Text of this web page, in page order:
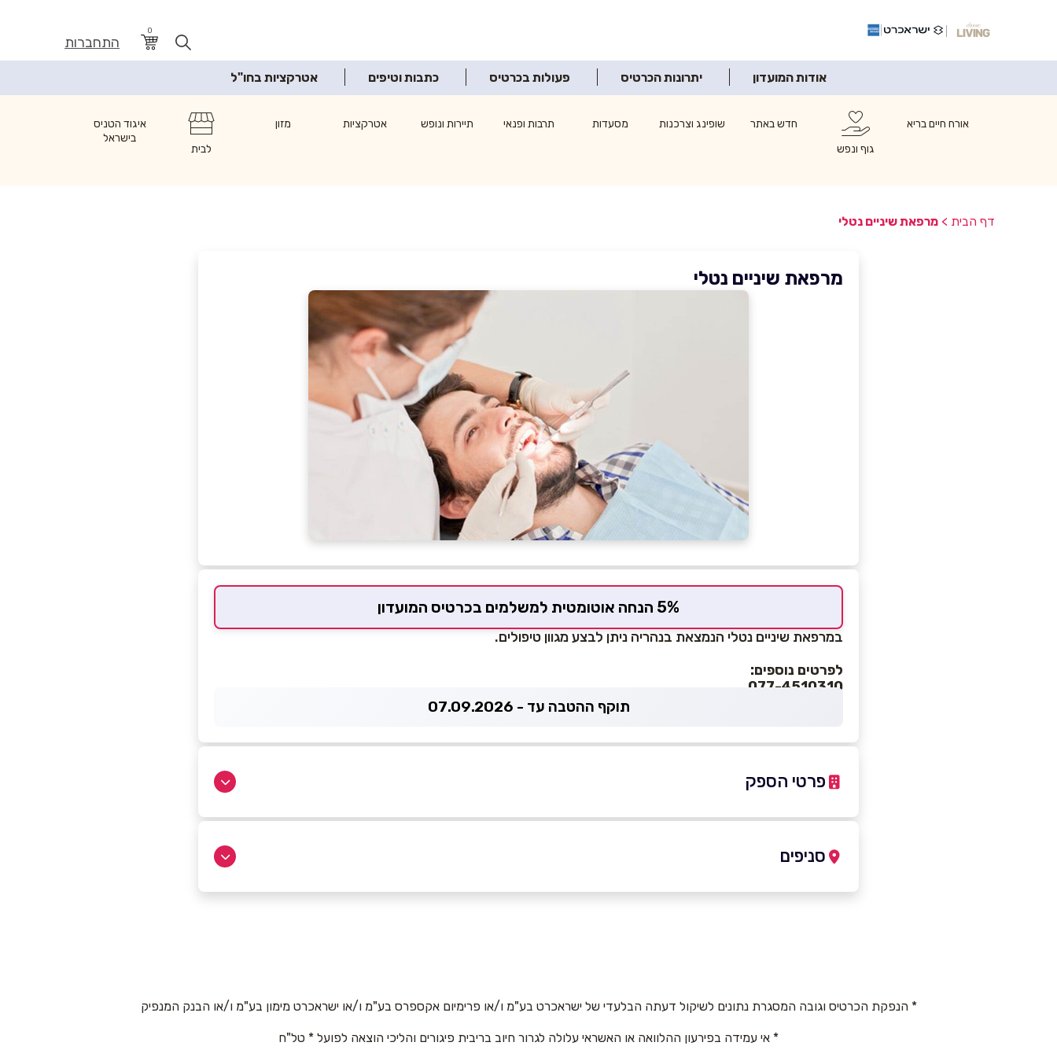
0
התחברות
אודות המועדון יתרונות הכרטיס פעולות בכרטיס כתבות וטיפים אטרקציות בחו"ל
אורח חיים בריא
גוף ונפש
חדש באתר שופינג וצרכנות מסעדות תרבות ופנאי תיירות ונופש אטרקציות
מזון
לבית
איגוד הטניס
בישראל
דף הבית > מרפאת שיניים נטלי
מרפאת שיניים נטלי
5% הנחה אוטומטית למשלמים בכרטיס המועדון
במרפאת שיניים נטלי הנמצאת בנהריה ניתן לבצע מגוון טיפולים.
לפרטים נוספים:
077-4510310
תוקף ההטבה עד - 07.09.2026
פרטי הספק
נושא*
אנא חזרו אלי בקשר ל...
סניפים
* הנפקת הכרטיס וגובה המסגרת נתונים לשיקול דעתה הבלעדי של ישראכרט בע"מ ו/או פרימיום אקספרס בע"מ ו/או ישראכרט מימון בע"מ ו/או הבנק המנפיק
* אי עמידה בפירעון ההלוואה או האשראי עלולה לגרור חיוב בריבית פיגורים והליכי הוצאה לפועל * טל"ח